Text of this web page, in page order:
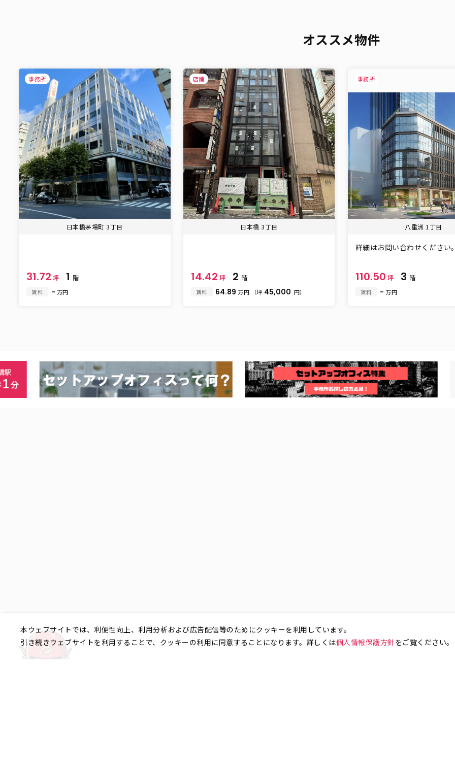
オススメ物件
事務所
日本橋茅場町 3丁目
31.72 坪 1 階
賃料 - 万円
店舗
日本橋 3丁目
14.42 坪 2 階
賃料 64.89 万円 （坪 45,000 円）
事務所
八重洲 1丁目
詳細はお問い合わせください
110.50 坪 3 階
賃料 - 万円
本ウェブサイトでは、利便性向上、利用分析および広告配信等のためにクッキーを利用しています。
引き続きウェブサイトを利用することで、クッキーの利用に同意することになります。詳しくは個人情報保護方針をご覧ください。